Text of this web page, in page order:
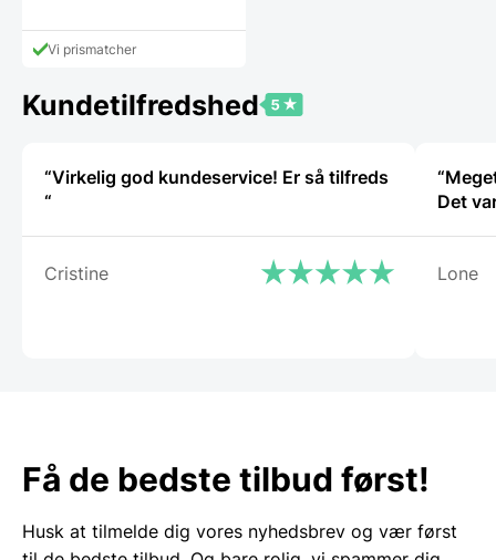
var:
499,00 DKK.
aktuelle
prisVi prismatcher
Kundetilfredshed
“Virkelig god kundeservice! Er så tilfreds
“
Cristine
Det
Lone
Få de bedste tilbud først!
Husk at tilmelde dig vores nyhedsbrev og vær først